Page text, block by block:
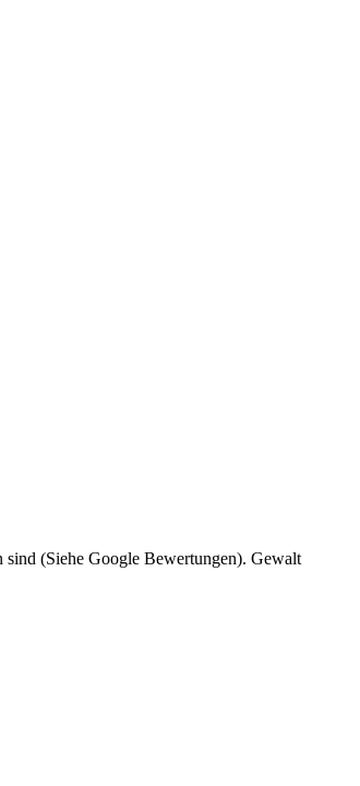
sind (Siehe Google Bewertungen). Gewalt